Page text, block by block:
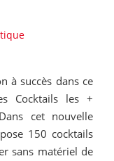
à succès dans ce
Cocktails les +
cet nouvelle
150 cocktails
sans matériel de